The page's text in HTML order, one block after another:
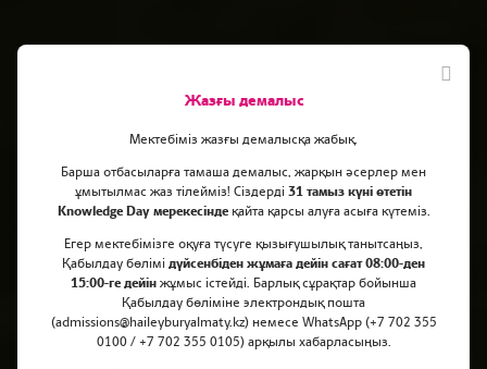
Алихан бірден әлемнің
бірнеше үздік
университеттеріне оқуға түсті
Жазғы демалыс
Мектебіміз жазғы демалысқа жабық.
Барша отбасыларға тамаша демалыс, жарқын әсерлер мен
ұмытылмас жаз тілейміз! Сіздерді 31 тамыз күні өтетін
Knowledge Day мерекесіндеқайта қарсы алуға асыға күтеміз.
Егер мектебімізге оқуға түсуге қызығушылық танытсаңыз,
Қабылдау бөлімі дүйсенбіден жұмаға дейін сағат 08:00-ден
15:00-ге дейін жұмыс істейді. Барлық сұрақтар бойынша
Қабылдау бөліміне электрондық пошта
(admissions@haileyburyalmaty.kz) немесе WhatsApp (+7 702 355
0100 / +7 702 355 0105) арқылы хабарласыңыз.